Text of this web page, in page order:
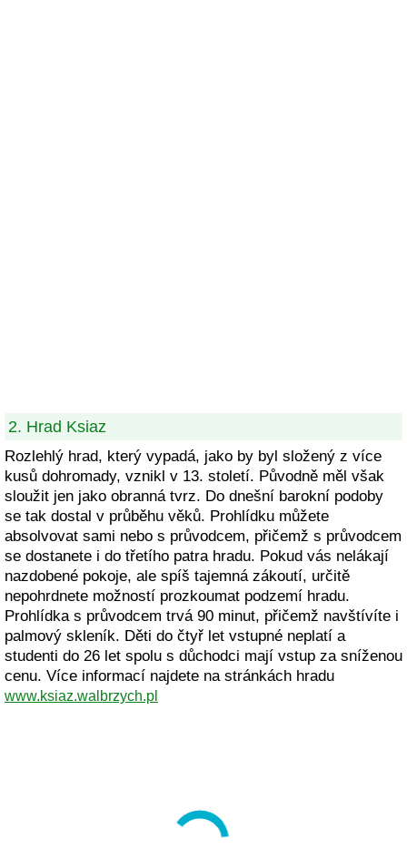
2. Hrad Ksiaz
Rozlehlý hrad, který vypadá, jako by byl složený z více
kusů dohromady, vznikl v 13. století. Původně měl však
sloužit jen jako obranná tvrz. Do dnešní barokní podoby
se tak dostal v průběhu věků. Prohlídku můžete
absolvovat sami nebo s průvodcem, přičemž s průvodcem
se dostanete i do třetího patra hradu. Pokud vás nelákají
nazdobené pokoje, ale spíš tajemná zákoutí, určitě
nepohrdnete možností prozkoumat podzemí hradu.
Prohlídka s průvodcem trvá 90 minut, přičemž navštívíte i
palmový skleník. Děti do čtyř let vstupné neplatí a
studenti do 26 let spolu s důchodci mají vstup za sníženou
cenu. Více informací najdete na stránkách hradu
www.ksiaz.walbrzych.pl